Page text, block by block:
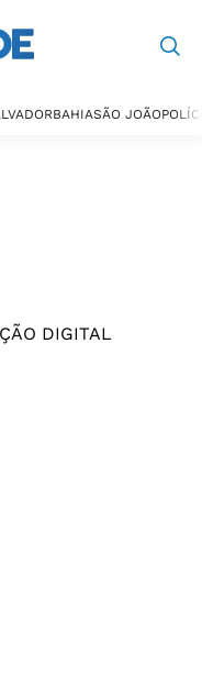
BAHIASÃO JOÃO
DIGITAL